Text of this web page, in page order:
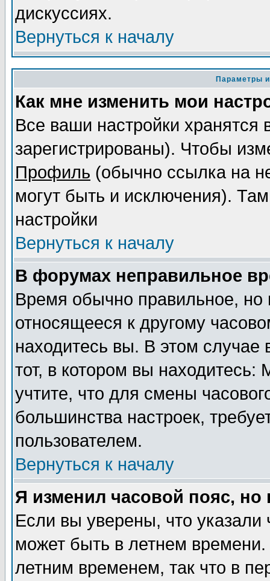
дискуссиях.
Вернуться к началу
Параметры
Как мне изменить мои
Все ваши настройки
зарегистрированы). Чтобы
Профиль (обычно ссылка на
могут быть и исключения).
настройки
Вернуться к началу
В форумах неправильное
Время обычно правильное,
относящееся к другому
находитесь вы. В этом
тот, в котором вы
учтите, что для смены
большинства настроек,
пользователем.
Вернуться к началу
Я изменил часовой пояс,
Если вы уверены, что указали
может быть в летнем
летним временем, так что в